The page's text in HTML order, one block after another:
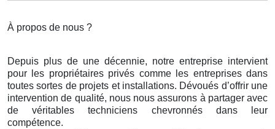
À propos de nous ?
Depuis plus de une décennie, notre entreprise intervient
pour les propriétaires privés comme les entreprises dans
toutes sortes de projets et installations. Dévoués d’offrir une
intervention de qualité, nous nous assurons à partager avec
de véritables techniciens chevronnés dans leur
compétence.